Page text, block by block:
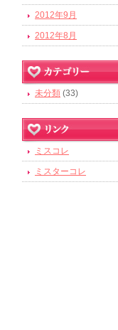
2012年9月
2012年8月
未分類 (33)
ミスコレ
ミスターコレ